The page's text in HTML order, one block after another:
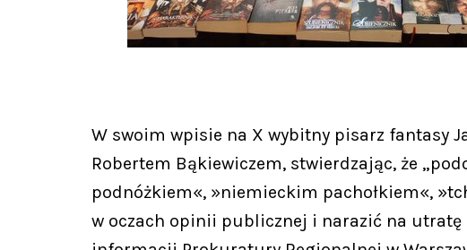
W swoim wpisie na X wybitny pisarz fantasy
Robertem Bąkiewiczem, stwierdzając, że
podnóżkiem«, »niemieckim pachołkiem«,
w oczach opinii publicznej i narazić na utratę